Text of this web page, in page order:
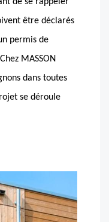
de se rappeler
être déclarés
permis de
MASSON
dans toutes
se déroule